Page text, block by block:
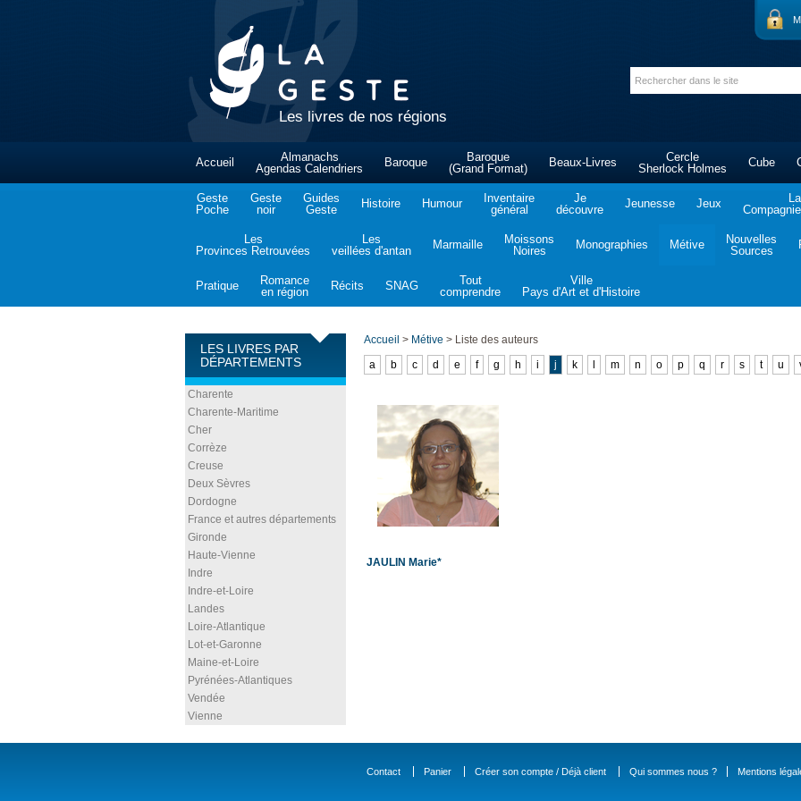
Les livres de nos régions
Accueil
Almanachs
Agendas Calendriers
Baroque
Baroque
(Grand Format)
Beaux-Livres
Cercle
Sherlock Holmes
Cube
Geste
Poche
Geste
noir
Guides
Geste
Histoire Humour
Inventaire
général
Je
découvre
Jeunesse Jeux
La
Les
Provinces Retrouvées
Les
veillées d'antan
Marmaille
Moissons
Noires
Monographies Métive
Nouvelles
Sources
Pratique
Romance
en région
Récits SNAG
Tout
comprendre
Ville
Pays d'Art et d'Histoire
LES LIVRES PAR
DÉPARTEMENTS
Charente
Charente-Maritime
Cher
Corrèze
Creuse
Deux Sèvres
Dordogne
France et autres départements
Gironde
Haute-Vienne
Indre
Indre-et-Loire
Landes
Loire-Atlantique
Lot-et-Garonne
Maine-et-Loire
Pyrénées-Atlantiques
Vendée
Vienne
Accueil > Métive > Liste des auteurs
a
b c d e f g h i j k m n o p q r s t u
JAULIN Marie*
Contact Panier Créer son compte / Déjà client Qui sommes nous ? Mentions